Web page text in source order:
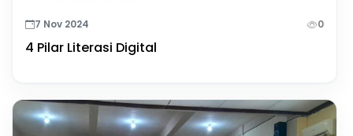
7 Nov 2024 0
4 Pilar Literasi Digital